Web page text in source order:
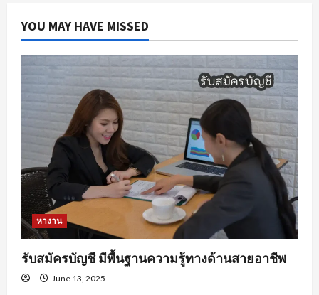
YOU MAY HAVE MISSED
หางาน
รับสมัครบัญชี มีพื้นฐานความรู้ทางด้านสายอาชีพ
June 13, 2025